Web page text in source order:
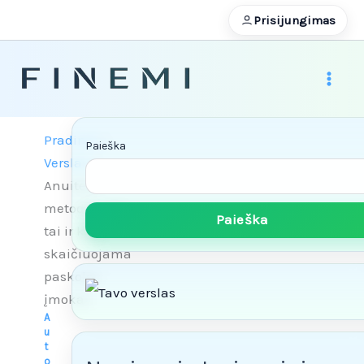
Prisijungimas
Pradinis
Verslas
Anuiteto
metodas: kas
tai ir kaip
skaičiuojama
paskolos
įmoka?
A
u
t
o
Paieška
Paieška